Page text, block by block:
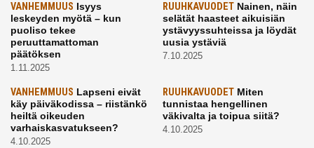
VANHEMMUUS Isyys
leskeyden myötä – kun
puoliso tekee
peruuttamattoman
päätöksen
1.11.2025
RUUHKAVUODETNainen, näin
selätät haasteet aikuisiän
ystävyyssuhteissa ja löydät
uusia ystäviä
7.10.2025
VANHEMMUUS Lapseni eivät
käy päiväkodissa – riistänkö
heiltä oikeuden
varhaiskasvatukseen?
4.10.2025
RUUHKAVUODETMiten
tunnistaa hengellinen
väkivalta ja toipua siitä?
4.10.2025